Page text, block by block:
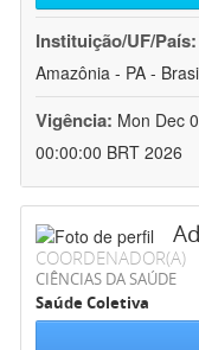
Instituição/UF/País:
Amazônia - PA -
Vigência: Mon Dec
00:00:00 BRT 2026
COORDENADOR(A)
CIÊNCIAS DA SAÚDE
Saúde Coletiva